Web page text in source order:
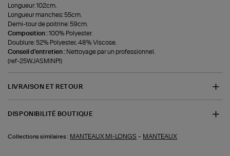
Longueur: 102cm.
Longueur manches: 55cm.
Demi-tour de poitrine: 59cm.
Composition :100% Polyester.
Doublure: 52% Polyester, 48% Viscose.
Conseil d'entretien : Nettoyage par un professionnel.
(ref-25WJASMINPI)
LIVRAISON ET RETOUR
DISPONIBILITÉ BOUTIQUE
Collections similaires : MANTEAUX MI-LONGS - MANTEAUX